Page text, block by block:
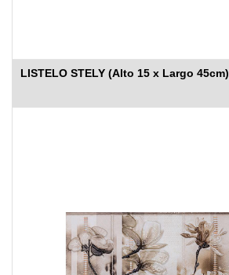
LISTELO STELY (Alto 15 x Largo